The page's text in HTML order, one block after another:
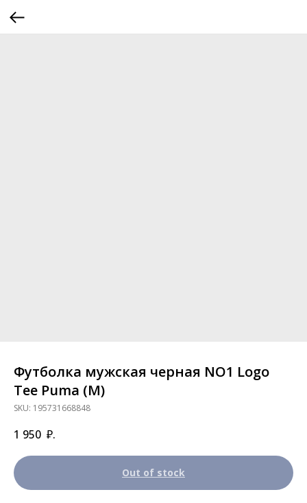
Футболка мужская черная NO1 Logo
Tee Puma (M)
SKU: 195731668848
1 950 ₽.
Out of stock